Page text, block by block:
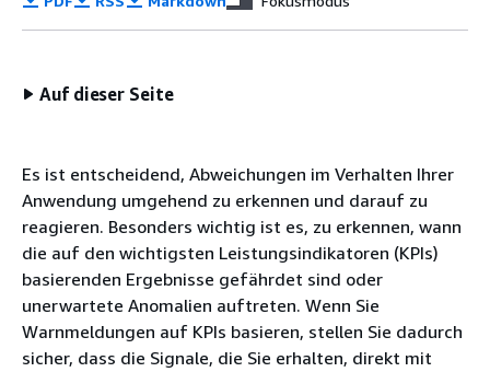
Auf dieser Seite
Es ist entscheidend, Abweichungen im Verhalten Ihrer
Anwendung umgehend zu erkennen und darauf zu
reagieren. Besonders wichtig ist es, zu erkennen, wann
die auf den wichtigsten Leistungsindikatoren (KPIs)
basierenden Ergebnisse gefährdet sind oder
unerwartete Anomalien auftreten. Wenn Sie
Warnmeldungen auf KPIs basieren, stellen Sie dadurch
sicher, dass die Signale, die Sie erhalten, direkt mit